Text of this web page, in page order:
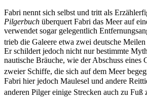
Fabri nennt sich selbst und tritt als
Pilgerbuch überquert Fabri das Meer auf
verwendet sogar gelegentlich
trieb die Galeere etwa zwei deutsche
Er schildert jedoch nicht nur bestimmte
nautische Bräuche, wie der Abschuss eines
zweier Schiffe, die sich auf dem Meer
Fabri hier jedoch Maulesel und andere
anderen Pilger einige Strecken auch zu Fuß